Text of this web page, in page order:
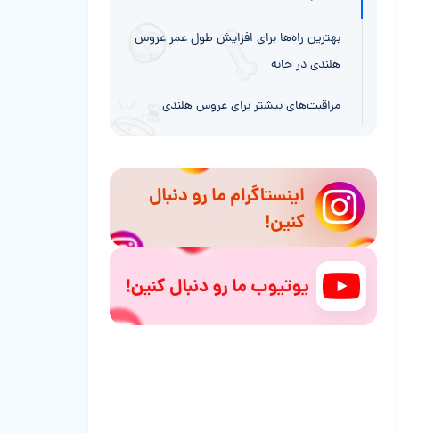
بهترین راه‌ها برای افزایش طول عمر عروس
هلندی در خانه
مراقبت‌های بیشتر برای عروس هلندی